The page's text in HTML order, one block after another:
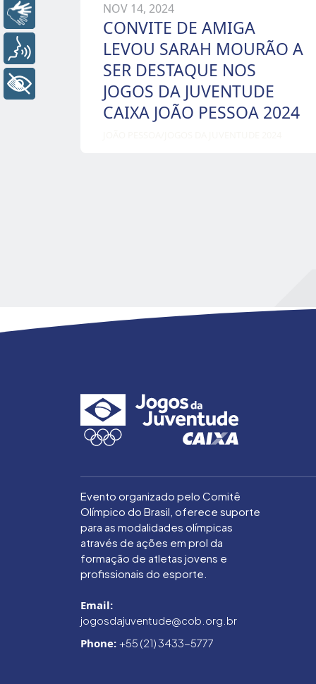
NOV 14, 2024
CONVITE DE AMIGA
LEVOU SARAH MOURÃO A
SER DESTAQUE NOS
JOGOS DA JUVENTUDE
CAIXA JOÃO PESSOA 2024
Evento organizado pelo Comitê
Olímpico do Brasil, oferece suporte
para as modalidades olímpicas
através de ações em prol da
formação de atletas jovens e
profissionais do esporte.
Email:
jogosdajuventude@cob.org.br
Phone: +55 (21) 3433-5777
+ Acessibilidade